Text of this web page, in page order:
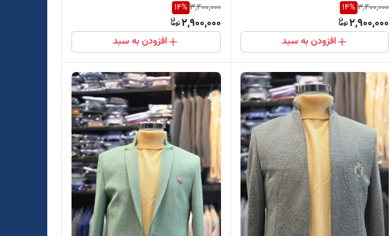
3,400,000
14%
2,900,000
افزودن به سبد
3,400,000
14%
2,900,000
افزودن به سبد